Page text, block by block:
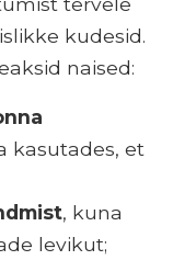
kudesid.
naised:
kasutades, et
, kuna
levikut;